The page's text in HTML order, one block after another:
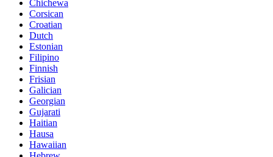
Chichewa
Corsican
Croatian
Dutch
Estonian
Filipino
Finnish
Frisian
Galician
Georgian
Gujarati
Haitian
Hausa
Hawaiian